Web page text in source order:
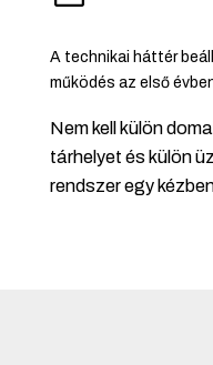
A technikai háttér
működés az első
Nem kell külön
tárhelyet és külön
rendszer egy